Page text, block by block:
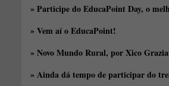
» Participe do EducaPoint Day, o
» Vem aí o EducaPoint!
» Novo Mundo Rural, por Xico
» Ainda dá tempo de participar do